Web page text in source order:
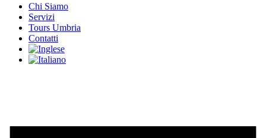
Chi Siamo
Servizi
Tours Umbria
Contatti